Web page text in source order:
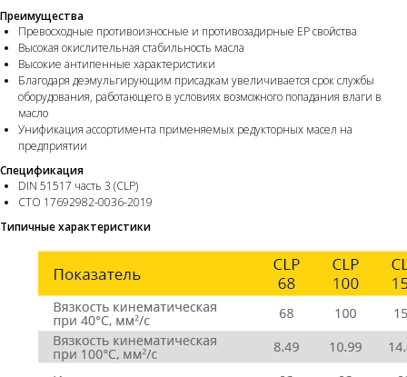
Преимущества
Превосходные противоизносные и противозадирные ЕР свойства
Высокая окислительная стабильность масла
Высокие антипенные характеристики
Благодаря деэмульгирующим присадкам увеличивается срок службы
оборудования, работающего в условиях возможного попадания влаги в
масло
Унификация ассортимента применяемых редукторных масел на
предприятии
Спецификация
DIN 51517 часть 3 (CLP)
СТО 17692982-0036-2019
Типичные характеристики
Лидер продаж